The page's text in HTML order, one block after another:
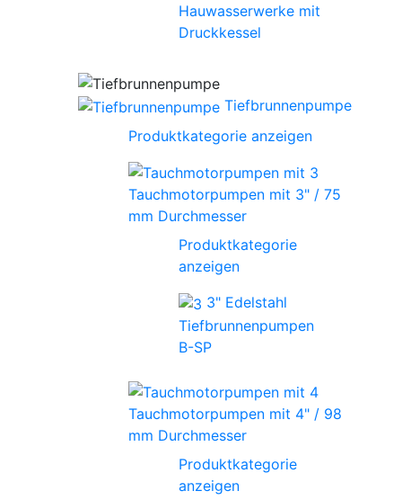
Hauwasserwerke mit
Druckkessel
Tiefbrunnenpumpe
Produktkategorie anzeigen
Tauchmotorpumpen mit 3" / 75
mm Durchmesser
Produktkategorie
anzeigen
3" Edelstahl
Tiefbrunnenpumpen
B-SP
Tauchmotorpumpen mit 4" / 98
mm Durchmesser
Produktkategorie
anzeigen